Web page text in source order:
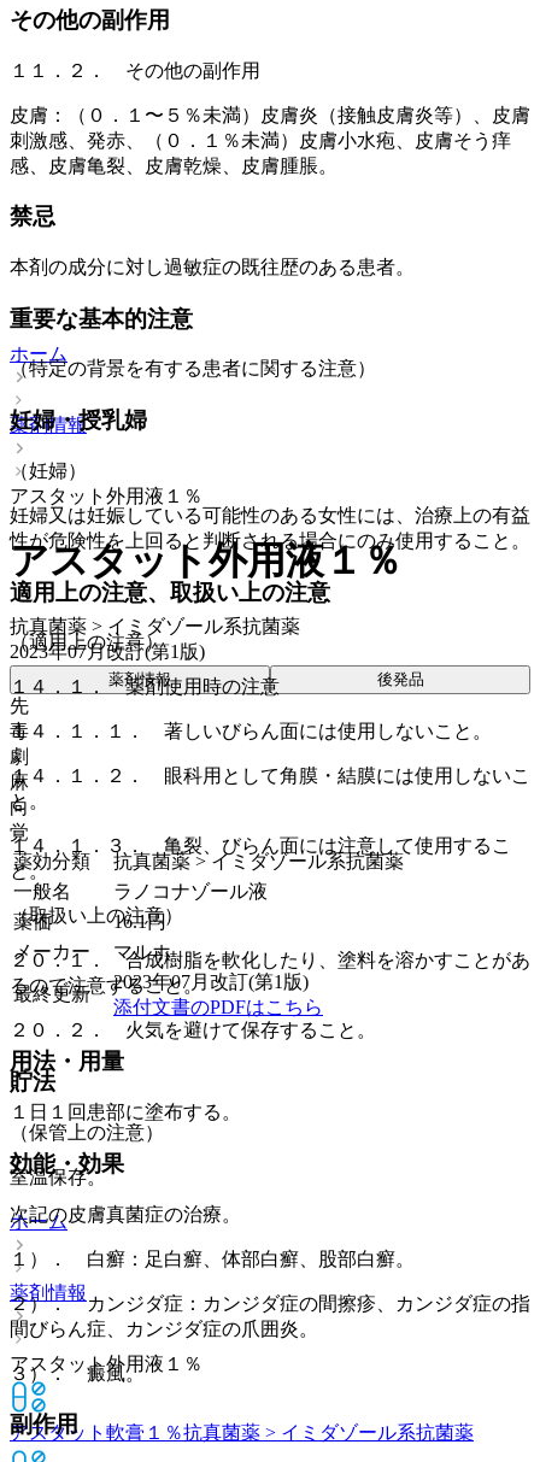
その他の副作用
１１．２． その他の副作用
皮膚：（０．１〜５％未満）皮膚炎（接触皮膚炎等）、皮膚
刺激感、発赤、（０．１％未満）皮膚小水疱、皮膚そう痒
感、皮膚亀裂、皮膚乾燥、皮膚腫脹。
禁忌
本剤の成分に対し過敏症の既往歴のある患者。
重要な基本的注意
（特定の背景を有する患者に関する注意）
妊婦・授乳婦
（妊婦）
妊婦又は妊娠している可能性のある女性には、治療上の有益
性が危険性を上回ると判断される場合にのみ使用すること。
適用上の注意、取扱い上の注意
（適用上の注意）
１４．１． 薬剤使用時の注意
１４．１．１． 著しいびらん面には使用しないこと。
１４．１．２． 眼科用として角膜・結膜には使用しないこ
と。
１４．１．３． 亀裂、びらん面には注意して使用するこ
と。
（取扱い上の注意）
２０．１． 合成樹脂を軟化したり、塗料を溶かすことがあ
るので注意すること。
２０．２． 火気を避けて保存すること。
貯法
（保管上の注意）
室温保存。
ホーム
薬剤情報
アスタット外用液１％
アスタット軟膏１％抗真菌薬 > イミダゾール系抗菌薬
ホーム
薬剤情報
アスタット外用液１％
アスタット外用液１％
抗真菌薬 > イミダゾール系抗菌薬
2023年07月改訂(第1版)
薬剤情報 後発品
先
毒
劇
麻
向
覚
薬効分類
抗真菌薬 > イミダゾール系抗菌薬
一般名
ラノコナゾール液
薬価
16.1円
メーカー
マルホ
最終更新
2023年07月改訂(第1版)
添付文書のPDFはこちら
用法・用量
１日１回患部に塗布する。
効能・効果
次記の皮膚真菌症の治療。
１）． 白癬：足白癬、体部白癬、股部白癬。
２）． カンジダ症：カンジダ症の間擦疹、カンジダ症の指
間びらん症、カンジダ症の爪囲炎。
３）． 癜風。
副作用